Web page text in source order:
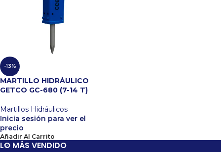
-13%
MARTILLO HIDRÁULICO
GETCO GC-680 (7-14 T)
Martillos Hidráulicos
Inicia sesión para ver el
precio
Añadir Al Carrito
LO MÁS VENDIDO